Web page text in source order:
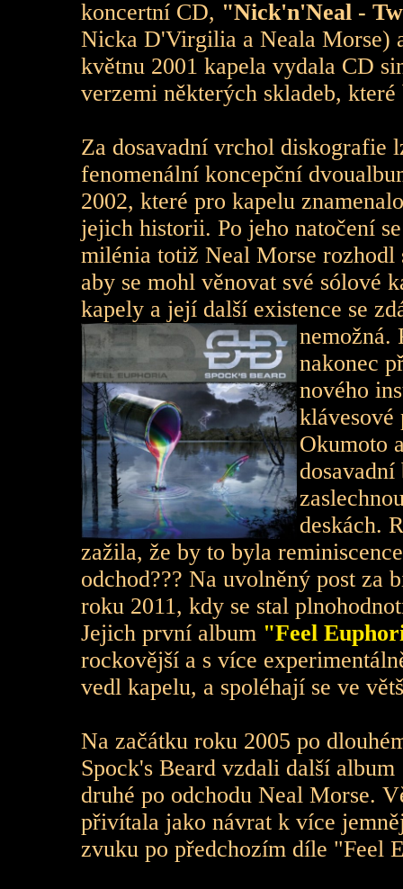
koncertní CD, "Nick'n'Neal -
Nicka D'Virgilia a Neala Morse)
květnu 2001 kapela vydala CD
verzemi některých skladeb,
Za dosavadní vrchol diskografie
fenomenální koncepční
2002, které pro kapelu
jejich historii. Po jeho natočení
milénia totiž Neal Morse rozhodl
aby se mohl věnovat své sólové
kapely a její další existence se
nemožná.
nakonec
nového
klávesové
Okumoto
deskách.
zažila, že by to byla
odchod??? Na uvolněný post za
roku 2011, kdy se stal
Jejich první album "Feel
rockovější a s více
vedl kapelu, a spoléhají se ve
Na začátku roku 2005 po
Spock's Beard vzdali další album
druhé po odchodu Neal Morse.
přivítala jako návrat k více
zvuku po předchozím díle "Feel